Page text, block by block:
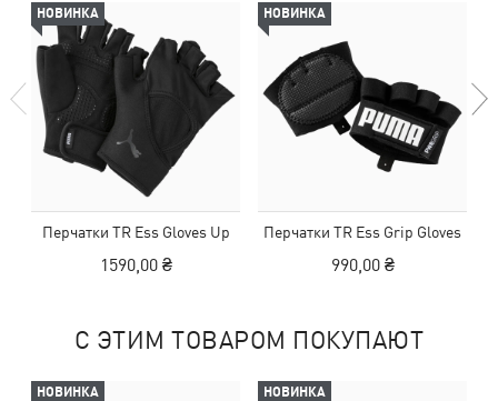
НОВИНКА
Перчатки TR Ess Gloves Up
1590,00 ₴
НОВИНКА
Перчатки TR Ess Grip Gloves
990,00 ₴
С ЭТИМ ТОВАРОМ ПОКУПАЮТ
НОВИНКА НОВИНКА